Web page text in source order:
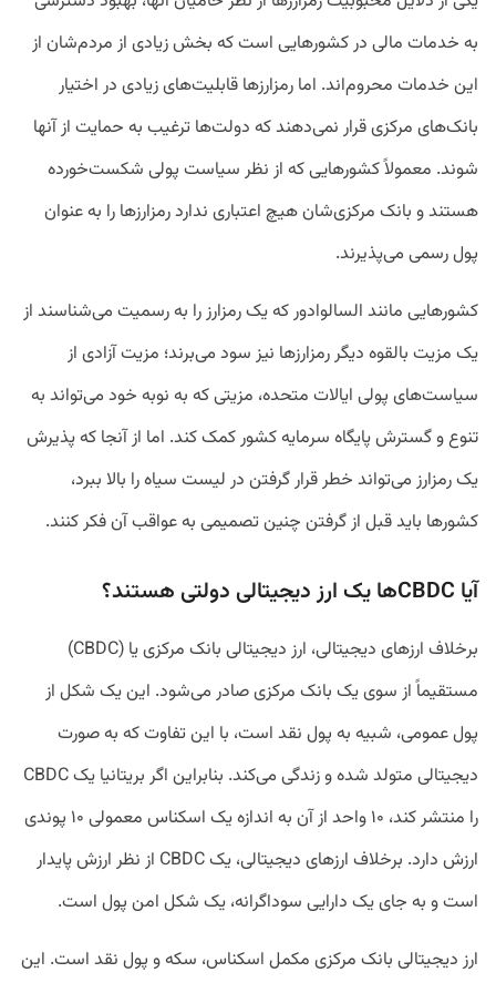
به خدمات مالی در کشور‌هایی است که بخش زیادی از مردم‌شان از
این خدمات محروم‌اند. اما رمزارزها قابلیت‌های زیادی در اختیار
بانک‌های مرکزی قرار نمی‌دهند که دولت‌ها ترغیب به حمایت از آنها
شوند. معمولاً کشورهایی که از نظر سیاست پولی شکست‌خورده
هستند و بانک مرکزی‌شان هیچ اعتباری ندارد رمزارزها را به عنوان
پول رسمی می‌پذیرند.
کشورهایی مانند السالوادور که یک رمزارز را به رسمیت می‌شناسند از
یک مزیت بالقوه دیگر رمزارزها نیز سود می‌برند؛ مزیت آزادی از
سیاست‌های پولی ایالات متحده، مزیتی که به نوبه خود می‌تواند به
تنوع و گسترش پایگاه سرمایه کشور کمک کند. اما از آنجا که پذیرش
یک رمزارز می‌تواند خطر قرار گرفتن در لیست سیاه را بالا ببرد،
کشورها باید قبل از گرفتن چنین تصمیمی به عواقب آن فکر کنند.
آیا CBDCها یک ارز دیجیتالی دولتی هستند؟
برخلاف ارزهای دیجیتالی، ارز دیجیتالی بانک مرکزی یا (CBDC)
مستقیماً از سوی یک بانک مرکزی صادر می‌شود. این یک شکل از
پول عمومی، شبیه به پول نقد است، با این تفاوت که به‌ صورت
دیجیتالی متولد شده و زندگی می‌کند. بنابراین اگر بریتانیا یک CBDC
را منتشر کند، ۱۰ واحد از آن به اندازه یک اسکناس معمولی ۱۰ پوندی
ارزش دارد. برخلاف ارزهای دیجیتالی، یک CBDC از نظر ارزش پایدار
است و به جای یک دارایی سوداگرانه، یک شکل امن پول است.
ارز دیجیتالی بانک مرکزی مکمل اسکناس، سکه و پول نقد است. این